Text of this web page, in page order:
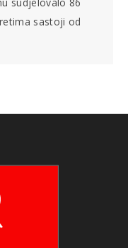
sastoji od